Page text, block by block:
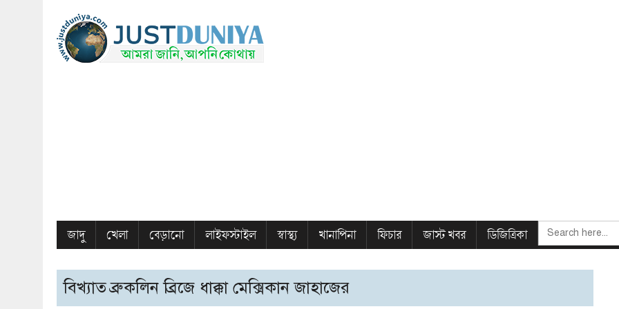
জাদু খেলা বেড়ানো লাইফস্টাইল স্বাস্থ্য খানাপিনা ফিচার জাস্ট খবর ডিজিত্রিকা
SEARCH
FOR:
বিখ্যাত ব্রুকলিন ব্রিজে ধাক্কা মেক্সিকান জাহাজের